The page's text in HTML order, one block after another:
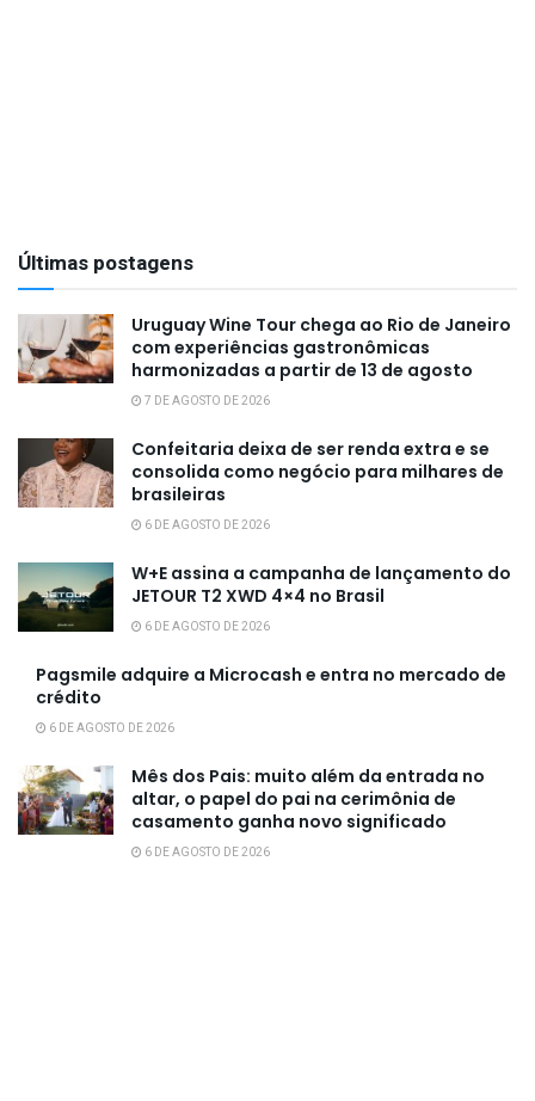
Últimas postagens
Uruguay Wine Tour chega ao Rio de Janeiro
com experiências gastronômicas
harmonizadas a partir de 13 de agosto
7 DE AGOSTO DE 2026
Confeitaria deixa de ser renda extra e se
consolida como negócio para milhares de
brasileiras
6 DE AGOSTO DE 2026
W+E assina a campanha de lançamento do
JETOUR T2 XWD 4×4 no Brasil
6 DE AGOSTO DE 2026
Pagsmile adquire a Microcash e entra no mercado de
crédito
6 DE AGOSTO DE 2026
Mês dos Pais: muito além da entrada no
altar, o papel do pai na cerimônia de
casamento ganha novo significado
6 DE AGOSTO DE 2026